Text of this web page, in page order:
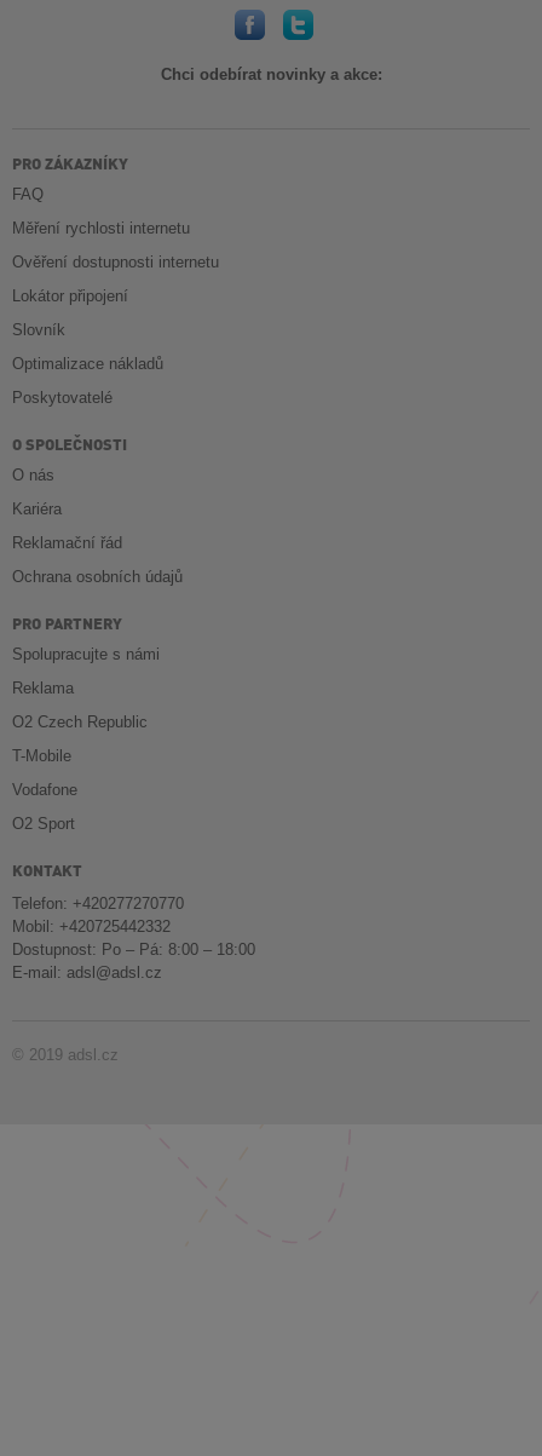
Chci odebírat novinky a akce:
PRO ZÁKAZNÍKY
FAQ
Měření rychlosti internetu
Ověření dostupnosti internetu
Lokátor připojení
Slovník
Optimalizace nákladů
Poskytovatelé
O SPOLEČNOSTI
O nás
Kariéra
Reklamační řád
Ochrana osobních údajů
PRO PARTNERY
Spolupracujte s námi
Reklama
O2 Czech Republic
T-Mobile
Vodafone
O2 Sport
KONTAKT
Telefon: +420277270770
Mobil: +420725442332
Dostupnost: Po – Pá: 8:00 – 18:00
E-mail: adsl@adsl.cz
© 2019 adsl.cz